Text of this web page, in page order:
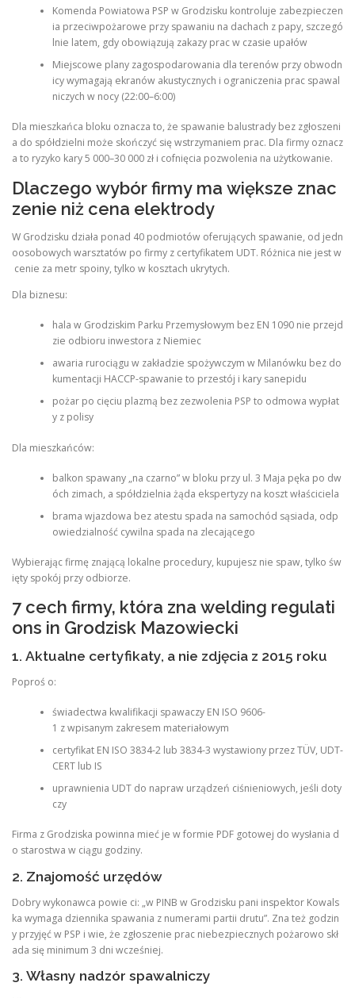
Komenda Powiatowa PSP w Grodzisku kontroluje zabezpieczen
ia przeciwpożarowe przy spawaniu na dachach z papy, szczegó
lnie latem, gdy obowiązują zakazy prac w czasie upałów
Miejscowe plany zagospodarowania dla terenów przy obwodn
icy wymagają ekranów akustycznych i ograniczenia prac spawal
niczych w nocy (22:00–6:00)
Dla mieszkańca bloku oznacza to, że spawanie balustrady bez zgłoszeni
a do spółdzielni może skończyć się wstrzymaniem prac. Dla firmy oznacz
a to ryzyko kary 5 000–30 000 zł i cofnięcia pozwolenia na użytkowanie.
Dlaczego wybór firmy ma większe znac
zenie niż cena elektrody
W Grodzisku działa ponad 40 podmiotów oferujących spawanie, od jedn
oosobowych warsztatów po firmy z certyfikatem UDT. Różnica nie jest w
cenie za metr spoiny, tylko w kosztach ukrytych.
Dla biznesu:
hala w Grodziskim Parku Przemysłowym bez EN 1090 nie przejd
zie odbioru inwestora z Niemiec
awaria rurociągu w zakładzie spożywczym w Milanówku bez do
kumentacji HACCP-spawanie to przestój i kary sanepidu
pożar po cięciu plazmą bez zezwolenia PSP to odmowa wypłat
y z polisy
Dla mieszkańców:
balkon spawany „na czarno” w bloku przy ul. 3 Maja pęka po dw
óch zimach, a spółdzielnia żąda ekspertyzy na koszt właściciela
brama wjazdowa bez atestu spada na samochód sąsiada, odp
owiedzialność cywilna spada na zlecającego
Wybierając firmę znającą lokalne procedury, kupujesz nie spaw, tylko św
ięty spokój przy odbiorze.
7 cech firmy, która zna welding regulati
ons in Grodzisk Mazowiecki
1. Aktualne certyfikaty, a nie zdjęcia z 2015 roku
Poproś o:
świadectwa kwalifikacji spawaczy EN ISO 9606-
1 z wpisanym zakresem materiałowym
certyfikat EN ISO 3834-2 lub 3834-3 wystawiony przez TÜV, UDT-
CERT lub IS
uprawnienia UDT do napraw urządzeń ciśnieniowych, jeśli doty
czy
Firma z Grodziska powinna mieć je w formie PDF gotowej do wysłania d
o starostwa w ciągu godziny.
2. Znajomość urzędów
Dobry wykonawca powie ci: „w PINB w Grodzisku pani inspektor Kowals
ka wymaga dziennika spawania z numerami partii drutu”. Zna też godzin
y przyjęć w PSP i wie, że zgłoszenie prac niebezpiecznych pożarowo skł
ada się minimum 3 dni wcześniej.
3. Własny nadzór spawalniczy